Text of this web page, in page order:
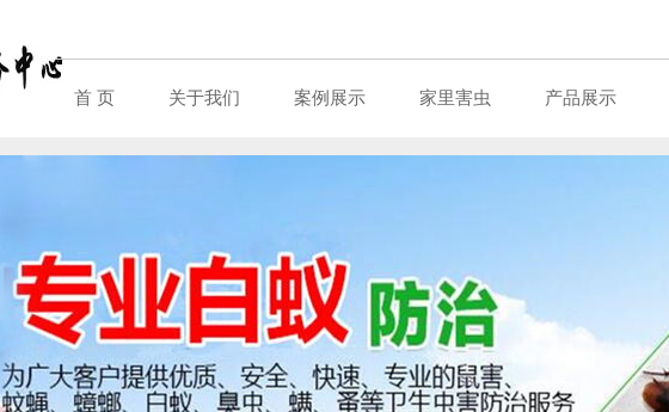
首 页 关于我们 案例展示 家里害虫 产品展示